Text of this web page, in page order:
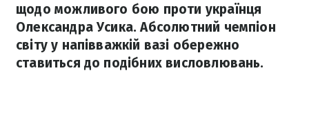
щодо можливого бою проти українця
Олександра Усика. Абсолютний чемпіон
світу у напівважкій вазі обережно
ставиться до подібних висловлювань.